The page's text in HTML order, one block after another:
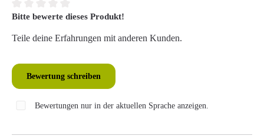
Durchschnittliche Bewertung von 0 von 5 Sternen
Bitte bewerte dieses Produkt!
Teile deine Erfahrungen mit anderen Kunden.
Bewertung schreiben
Bewertungen nur in der aktuellen Sprache anzeigen.